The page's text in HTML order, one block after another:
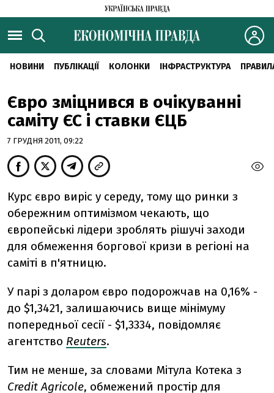
НОВИНИ ПУБЛІКАЦІЇ КОЛОНКИ ІНФРАСТРУКТУРА
Євро зміцнився в очікуванні
саміту ЄС і ставки ЄЦБ
7 ГРУДНЯ 2011, 09:22
Курс євро виріс у середу, тому що ринки з
обережним оптимізмом чекають, що
європейські лідери зроблять рішучі заходи
для обмеження боргової кризи в регіоні на
саміті в п'ятницю.
У парі з доларом євро подорожчав на 0,16% -
до $1,3421, залишаючись вище мінімуму
попередньої сесії - $1,3334, повідомляє
агентство Reuters.
Тим не менше, за словами Мітула Котека з
Credit Agricole, обмежений простір для